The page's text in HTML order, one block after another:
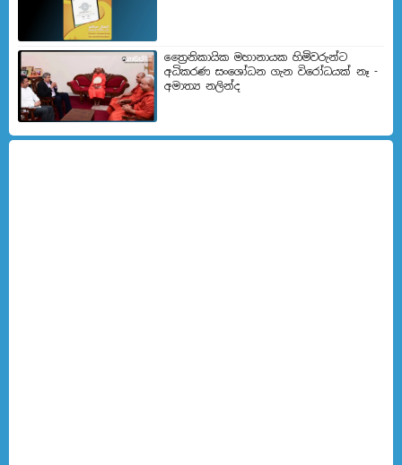
ත්‍රෛනිකායික මහානායක හිමිවරුන්ට
අධිකරණ සංශෝධන ගැන විරෝධයක් නෑ -
අමාත්‍ය නලින්ද